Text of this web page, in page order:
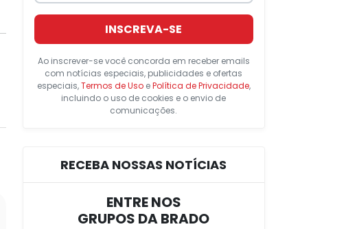
INSCREVA-SE
Ao inscrever-se você concorda em receber emails
com notícias especiais, publicidades e ofertas
especiais,Termos de UsoePolítica de Privacidade,
incluindo o uso de cookies e o envio de
comunicações.
RECEBA NOSSAS NOTÍCIAS
ENTRE NOS
GRUPOS DA BRADO